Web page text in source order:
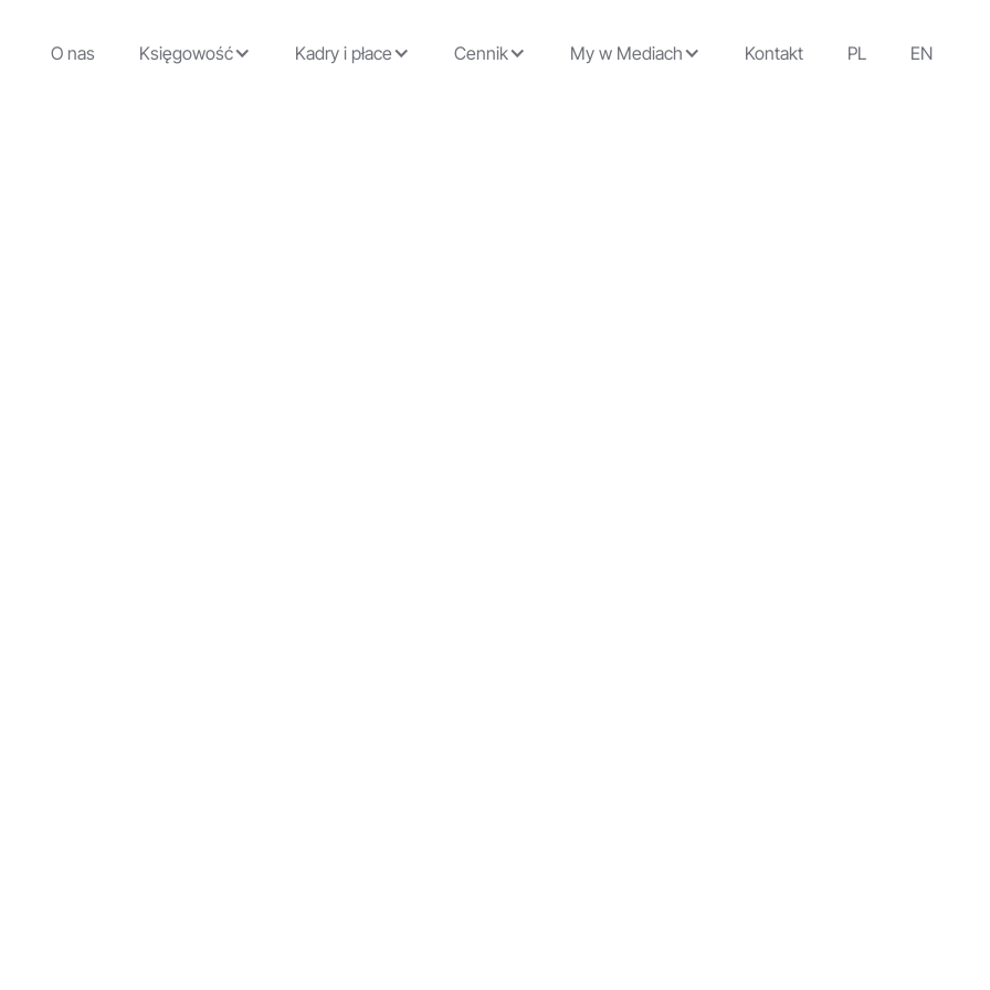
O nas Księgowość Kadry i płace Cennik My w Mediach Kontakt PL EN